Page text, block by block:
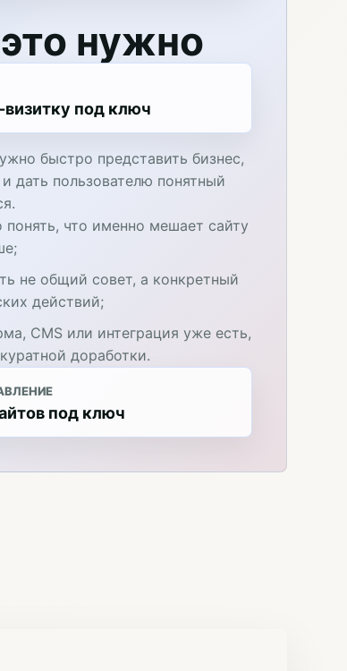
нужно
визитку под ключ
быстро представить бизнес,
дать пользователю понятный
что именно мешает сайту
не общий совет, а конкретный
действий;
CMS или интеграция уже есть,
доработки.
под ключ